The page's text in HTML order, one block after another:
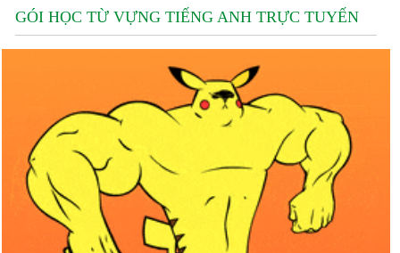
GÓI HỌC TỪ VỰNG TIẾNG ANH TRỰC TUYẾN